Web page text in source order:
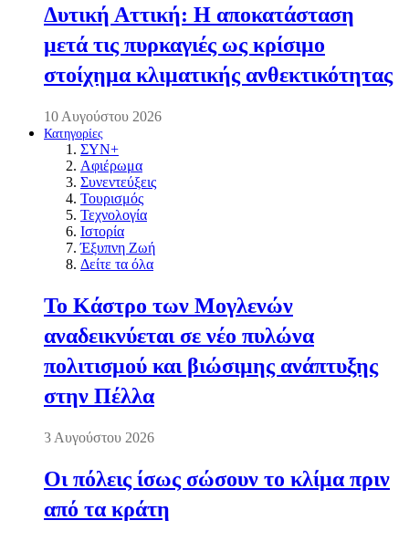
Δυτική Αττική: Η αποκατάσταση
μετά τις πυρκαγιές ως κρίσιμο
στοίχημα κλιματικής ανθεκτικότητας
10 Αυγούστου 2026
Κατηγορίες
ΣΥΝ+
Αφιέρωμα
Συνεντεύξεις
Τουρισμός
Τεχνολογία
Ιστορία
Έξυπνη Ζωή
Δείτε τα όλα
Το Κάστρο των Μογλενών
αναδεικνύεται σε νέο πυλώνα
πολιτισμού και βιώσιμης ανάπτυξης
στην Πέλλα
3 Αυγούστου 2026
Οι πόλεις ίσως σώσουν το κλίμα πριν
από τα κράτη